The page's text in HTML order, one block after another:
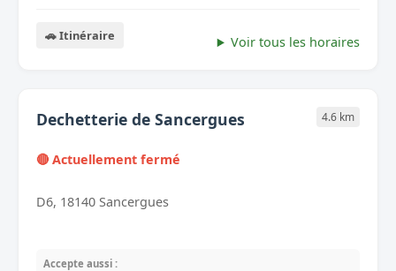
🚗 Itinéraire Voir tous les horaires
Dechetterie de Sancergues 4.6 km
🔴 Actuellement fermé
D6, 18140 Sancergues
Accepte aussi :